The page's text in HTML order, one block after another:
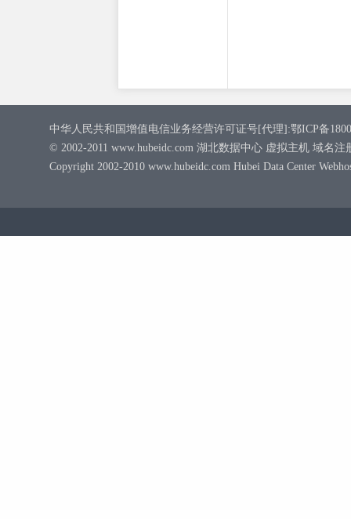
中华人民共和国增值电信业务经营许可证号[代理]:鄂ICP备
© 2002-2011 www.hubeidc.com 湖北数据中心 虚拟主机 域名
Copyright 2002-2010 www.hubeidc.com Hubei Data Center